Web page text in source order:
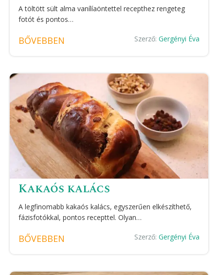
A töltött sült alma vanílíaöntettel recepthez rengeteg
fotót és pontos…
BŐVEBBEN Szerző: Gergényi Éva
Kakaós kalács
A legfinomabb kakaós kalács, egyszerűen elkészíthető,
fázisfotókkal, pontos recepttel. Olyan…
BŐVEBBEN Szerző: Gergényi Éva